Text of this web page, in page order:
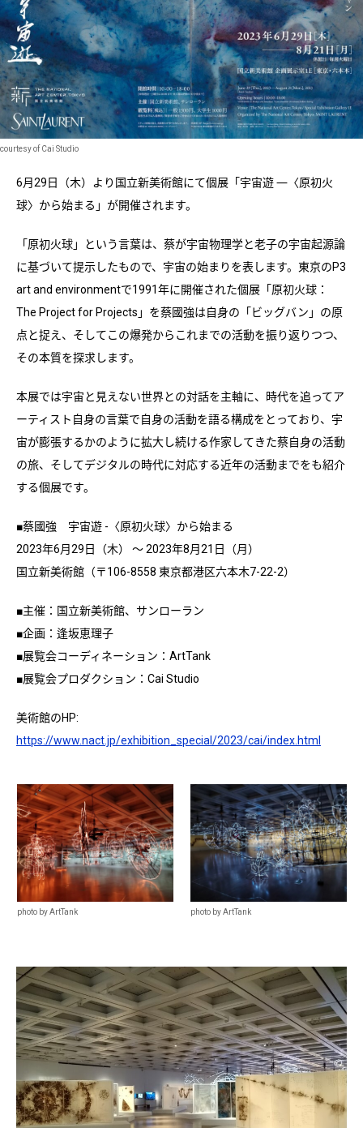
courtesy of Cai Studio
6月29日（木）より国立新美術館にて個展「宇宙遊 ―〈原初火
球〉から始まる」が開催されます。
「原初火球」という言葉は、蔡が宇宙物理学と老子の宇宙起源論
に基づいて提示したもので、宇宙の始まりを表します。東京のP3
art and environmentで1991年に開催された個展「原初火球：
The Project for Projects」を蔡國強は自身の「ビッグバン」の原
点と捉え、そしてこの爆発からこれまでの活動を振り返りつつ、
その本質を探求します。
本展では宇宙と見えない世界との対話を主軸に、時代を追ってア
ーティスト自身の言葉で自身の活動を語る構成をとっており、宇
宙が膨張するかのように拡大し続ける作家してきた蔡自身の活動
の旅、そしてデジタルの時代に対応する近年の活動までをも紹介
する個展です。
■蔡國強 宇宙遊 -〈原初火球〉から始まる
2023年6月29日（木） ～ 2023年8月21日（月）
国立新美術館（〒106-8558 東京都港区六本木7-22-2）
■主催：国立新美術館、サンローラン
■企画：逢坂恵理子
■展覧会コーディネーション：ArtTank
■展覧会プロダクション：Cai Studio
美術館のHP:
https://www.nact.jp/exhibition_special/2023/cai/index.html
photo by ArtTank photo by ArtTank